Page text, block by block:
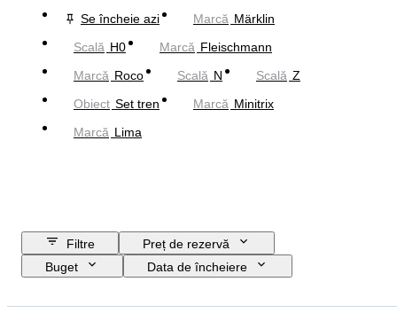
Se încheie azi
Marcă Märklin
Scală H0 Marcă Fleischmann
Marcă Roco Scală N Scală Z
Obiect Set tren Marcă Minitrix
Marcă Lima
Filtre
Preț de rezervă
Buget
Data de încheiere